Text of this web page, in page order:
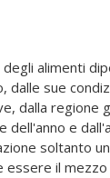
alimenti
dalle sue
dalla regione
dell'anno e
soltanto
essere il
di essa, un
magnetico
di aiutare il
e
i principi